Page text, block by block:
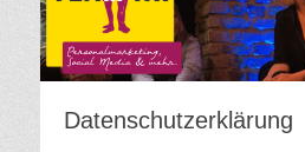
Datenschutzerklärung